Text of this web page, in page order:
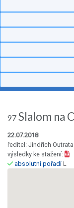
97 Slalom na
22.07.2018
ředitel: Jindřich
výsledky ke stažení:
absolutní pořadíL